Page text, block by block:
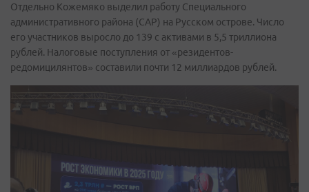
Отдельно Кожемяко выделил работу Специального
административного района (САР) на Русском острове. Число
его участников выросло до 139 с активами в 5,5 триллиона
рублей. Налоговые поступления от «резидентов-
редомицилянтов» составили почти 12 миллиардов рублей.